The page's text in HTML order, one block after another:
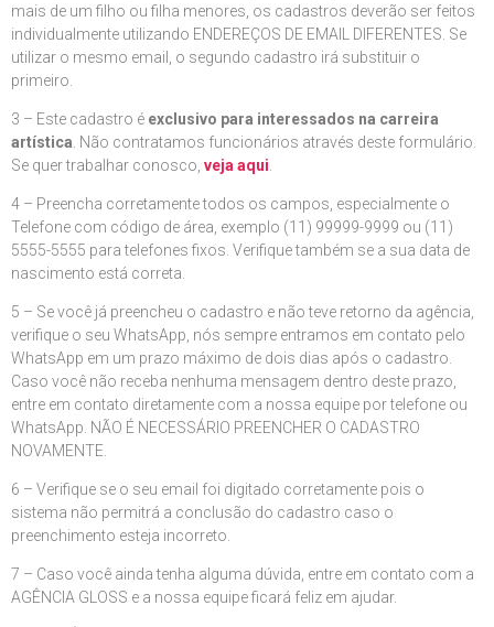
mais de um filho ou filha menores, os cadastros deverão ser feitos
individualmente utilizando ENDEREÇOS DE EMAIL DIFERENTES. Se
utilizar o mesmo email, o segundo cadastro irá substituir o
primeiro.
3 – Este cadastro é exclusivo para interessados na carreira
artística . Não contratamos funcionários através deste formulário.
Se quer trabalhar conosco, veja aqui
4 – Preencha corretamente todos os campos, especialmente o
Telefone com código de área, exemplo (11) 99999-9999 ou (11)
5555-5555 para telefones fixos. Verifique também se a sua data de
nascimento está correta.
5 – Se você já preencheu o cadastro e não teve retorno da agência,
verifique o seu WhatsApp, nós sempre entramos em contato pelo
WhatsApp em um prazo máximo de dois dias após o cadastro.
Caso você não receba nenhuma mensagem dentro deste prazo,
entre em contato diretamente com a nossa equipe por telefone ou
WhatsApp. NÃO É NECESSÁRIO PREENCHER O CADASTRO
NOVAMENTE.
6 – Verifique se o seu email foi digitado corretamente pois o
sistema não permitrá a conclusão do cadastro caso o
preenchimento esteja incorreto.
7 – Caso você ainda tenha alguma dúvida, entre em contato com a
AGÊNCIA GLOSS e a nossa equipe ficará feliz em ajudar.